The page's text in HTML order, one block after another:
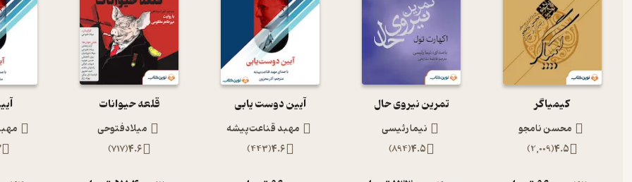
کیمیاگر
محسن نامجو
4.5
(
2,009
)
تمرین نیروی حال
نیما رئیسی
4.5
(
894
)
آیین دوست یابی
مهبد قناعت‌پیشه
4.6
(
443
)
قلعه حیوانات
میلادفتوحی
4.6
(
717
)